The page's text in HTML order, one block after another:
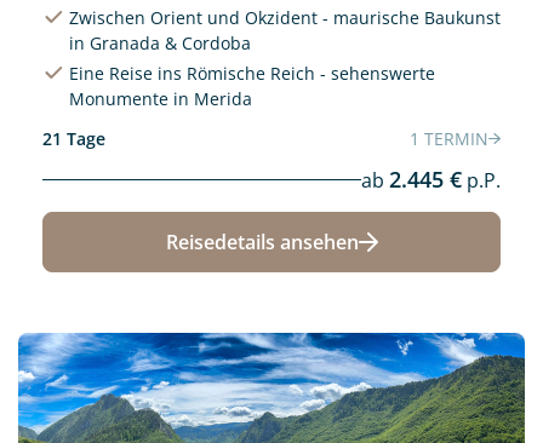
Zwischen Orient und Okzident - maurische Baukunst
in Granada & Cordoba
Eine Reise ins Römische Reich - sehenswerte
Monumente in Merida
21 Tage
1 TERMIN
ab 2.445 € p.P.
Reisedetails ansehen
Neu